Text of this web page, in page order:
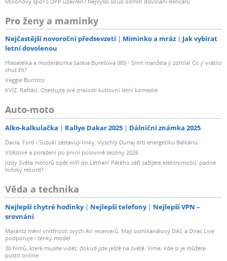
Pro ženy a maminky
Nejčastější novoroční předsevzetí Miminko a mráz
Jak vybírat
letní dovolenou
Hlasatelka a moderátorka Saskia Burešová (80) - Smrt manžela ji zdrtila! Co jí vrátilo
chuť žít?
Veggie Burritos
KVÍZ: Rafťáci. Otestujte své znalosti kultovní letní komedie
Auto-moto
Alko-kalkulačka Rallye Dakar 2025 Dálniční známka 2025
Dacia, Ford i Suzuki zastavují linky. Vyschlý Dunaj drtí energetiku Balkánu
Vítězové a poražení po první polovině sezóny 2026
Jízdy Světa motorů opět míří do Letňan! Pátého září zažijete elektromobil, padne
loňský rekord?
Věda a technika
Nejlepší chytré hodinky Nejlepší telefony
Nejlepší VPN –
srovnání
Marantz mění vnitřnosti svých AV receiverů. Mají osmikanálový DAC a Dirac Live
podporuje i tenký model
30 filmů, které musíte vidět, dokud jste ještě na světě. Víme, kde si je můžete
pustit online